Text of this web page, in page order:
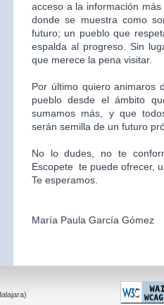
acceso a la información
donde se muestra como
futuro; un pueblo que
espalda al progreso. Sin
que merece la pena visitar.
Por último quiero animaros
pueblo desde el ámbito
sumamos más, y que
serán semilla de un futuro
No lo dudes, no te
Escopete te puede ofrecer,
Te esperamos.
María Paula García Gómez